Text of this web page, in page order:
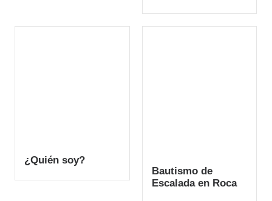
¿Quién soy?
Bautismo de
Escalada en Roca